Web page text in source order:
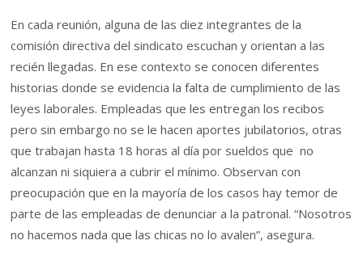
En cada reunión, alguna de las diez integrantes de la
comisión directiva del sindicato escuchan y orientan a las
recién llegadas. En ese contexto se conocen diferentes
historias donde se evidencia la falta de cumplimiento de las
leyes laborales. Empleadas que les entregan los recibos
pero sin embargo no se le hacen aportes jubilatorios, otras
que trabajan hasta 18 horas al día por sueldos que no
alcanzan ni siquiera a cubrir el mínimo. Observan con
preocupación que en la mayoría de los casos hay temor de
parte de las empleadas de denunciar a la patronal. “Nosotros
no hacemos nada que las chicas no lo avalen”, asegura.